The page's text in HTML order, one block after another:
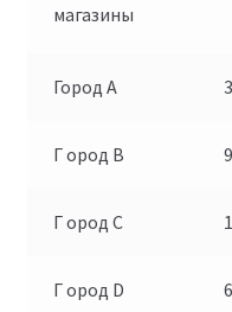
магазины
Город А
Г ород В
Г ород С
Г ород D